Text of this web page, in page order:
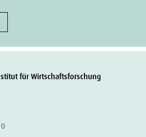
für Wirtschaftsforschung